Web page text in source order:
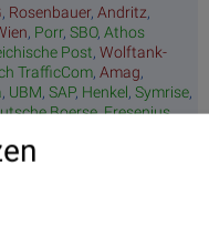
, Rosenbauer, Andritz,
, Porr, SBO, Athos
Post, Wolftank-
TrafficCom, Amag,
, UBM, SAP, Henkel, Symrise,
Boerse,Fresenius,